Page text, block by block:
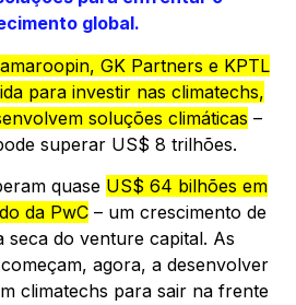
global.
GK Partners e KPTL
para investir nas climatechs,
soluções climáticas –
superar US$ 8 trilhões.
quase US$ 64 bilhões em
da PwC – um crescimento de
seca do venture capital. As
agora, a desenvolver
climatechs para sair na frente